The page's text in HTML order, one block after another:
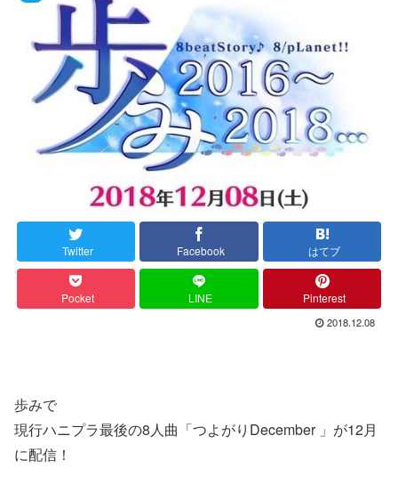
Twitter Facebook はてブ
Pocket LINE Pinterest
2018.12.08
歩みで
現行ハニプラ最後の8人曲「つよがりDecember 」が12月
に配信！